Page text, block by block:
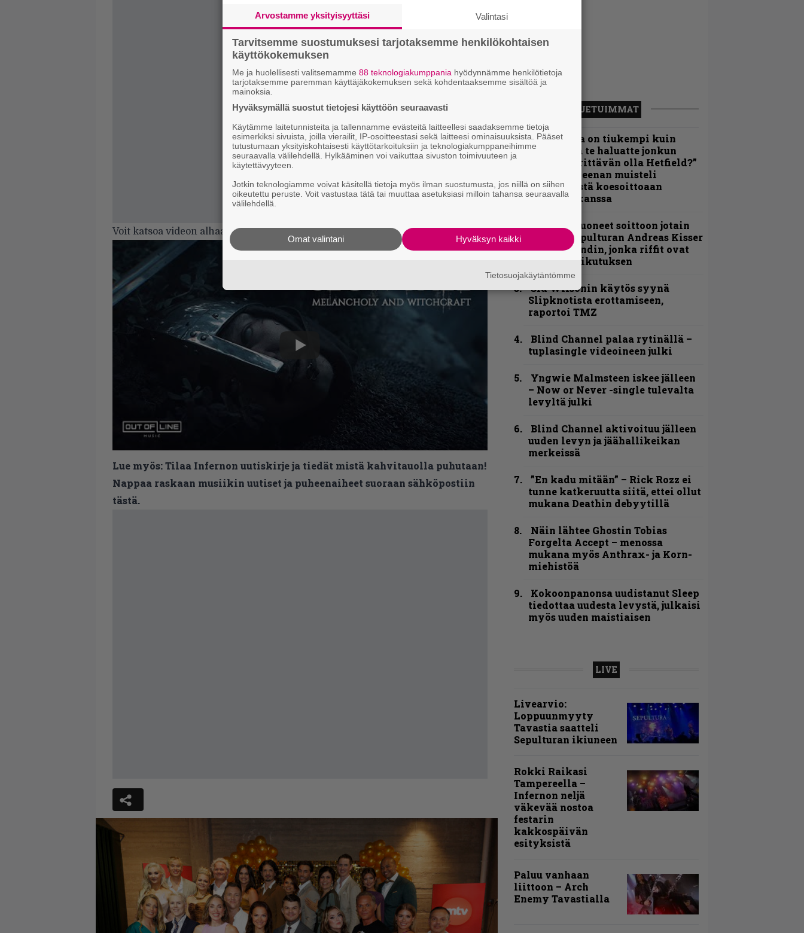
Voit katsoa videon alhaalta.
Lue myös:Tilaa Infernon uutiskirje ja tiedät mistä kahvitauolla puhutaan!
Nappaa raskaan musiikin uutiset ja puheenaiheet suoraan sähköpostiin
tästä.
LUETUIMMAT
”Metallica on tiukempi kuin
koskaan ja te haluatte jonkun
nulikan yrittävän olla Hetfield?”
– Pepper Keenan muisteli
ensimmäistä koesoittoaan
hevijätin kanssa
”He ovat tuoneet soittoon jotain
uutta” – Sepulturan Andreas Kisser
nimeää bändin, jonka riffit ovat
tehneet vaikutuksen
Sid Wilsonin käytös syynä
Slipknotista erottamiseen,
raportoi TMZ
Blind Channel palaa rytinällä –
tuplasingle videoineen julki
Yngwie Malmsteen iskee jälleen
– Now or Never -single tulevalta
levyltä julki
Blind Channel aktivoituu jälleen
uuden levyn ja jäähallikeikan
merkeissä
”En kadu mitään” – Rick Rozz ei
tunne katkeruutta siitä, ettei ollut
mukana Deathin debyytillä
Näin lähtee Ghostin Tobias
Forgelta Accept – menossa
mukana myös Anthrax- ja Korn-
miehistöä
Kokoonpanonsa uudistanut Sleep
tiedottaa uudesta levystä, julkaisi
myös uuden maistiaisen
LIVE
Livearvio:
Loppuunmyyty
Tavastia saatteli
Sepulturan ikiuneen
Rokki Raikasi
Tampereella –
Infernon neljä
väkevää nostoa
festarin
kakkospäivän
esityksistä
Paluu vanhaan
liittoon – Arch
Enemy Tavastialla
Arvostamme yksityisyyttäsi Valintasi
Tarvitsemme suostumuksesi tarjotaksemme henkilökohtaisen
käyttökokemuksen
Me ja huolellisesti valitsemamme 88 teknologiakumppania hyödynnämme henkilötietoja
tarjotaksemme paremman käyttäjäkokemuksen sekä kohdentaaksemme sisältöä ja
mainoksia.
Hyväksymällä suostut tietojesi käyttöön seuraavasti
Käytämme laitetunnisteita ja tallennamme evästeitä laitteellesi saadaksemme tietoja
esimerkiksi sivuista, joilla vierailit, IP-osoitteestasi sekä laitteesi ominaisuuksista. Pääset
tutustumaan yksityiskohtaisesti käyttötarkoituksiin ja teknologiakumppaneihimme
seuraavalla välilehdellä. Hylkääminen voi vaikuttaa sivuston toimivuuteen ja
käytettävyyteen.
Jotkin teknologiamme voivat käsitellä tietoja myös ilman suostumusta, jos niillä on siihen
oikeutettu peruste. Voit vastustaa tätä tai muuttaa asetuksiasi milloin tahansa seuraavalla
välilehdellä.
Hyväksyn kaikki
Omat valintani
Tietosuojakäytäntömme